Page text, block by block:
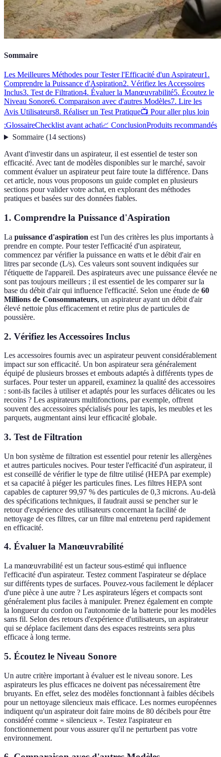
Sommaire
Les Meilleures Méthodes pour Tester l'Efficacité d'un Aspirateur1.
Comprendre la Puissance d'Aspiration2. Vérifiez les Accessoires
Inclus3. Test de Filtration4. Évaluer la Manœuvrabilité5. Écoutez le
Niveau Sonore6. Comparaison avec d'autres Modèles7. Lire les
Avis Utilisateurs8. Réaliser un Test Pratique📺 Pour aller plus loin
:GlossaireChecklist avant achat📈 ConclusionProduits recommandés
Sommaire(14 sections)
Avant d'investir dans un aspirateur, il est essentiel de tester son
efficacité. Avec tant de modèles disponibles sur le marché, savoir
comment évaluer un aspirateur peut faire toute la différence. Dans
cet article, nous vous proposons un guide complet en plusieurs
sections pour valider votre achat, en explorant des méthodes
pratiques et basées sur des données fiables.
1. Comprendre la Puissance d'Aspiration
La puissance d'aspiration est l'un des critères les plus importants à
prendre en compte. Pour tester l'efficacité d'un aspirateur,
commencez par vérifier la puissance en watts et le débit d'air en
litres par seconde (L/s). Ces valeurs sont souvent indiquées sur
l'étiquette de l'appareil. Des aspirateurs avec une puissance élevée ne
sont pas toujours meilleurs ; il est essentiel de les comparer sur la
base du débit d'air qui influence l'efficacité. Selon une étude de 60
Millions de Consommateurs, un aspirateur ayant un débit d'air
élevé nettoie plus efficacement et retire plus de particules de
poussière.
2. Vérifiez les Accessoires Inclus
Les accessoires fournis avec un aspirateur peuvent considérablement
impact sur son efficacité. Un bon aspirateur sera généralement
équipé de plusieurs brosses et embouts adaptés à différents types de
surfaces. Pour tester un appareil, examinez la qualité des accessoires
: sont-ils faciles à utiliser et adaptés pour les surfaces délicates ou les
recoins ? Les aspirateurs multifonctions, par exemple, offrent
souvent des accessoires spécialisés pour les tapis, les meubles et les
parquets, augmentant ainsi leur efficacité globale.
3. Test de Filtration
Un bon système de filtration est essentiel pour retenir les allergènes
et autres particules nocives. Pour tester l'efficacité d'un aspirateur, il
est conseillé de vérifier le type de filtre utilisé (HEPA par exemple)
et sa capacité à piéger les particules fines. Les filtres HEPA sont
capables de capturer 99,97 % des particules de 0,3 microns. Au-delà
des spécifications techniques, il faudrait aussi se pencher sur le
retour d'expérience des utilisateurs concernant la facilité de
nettoyage de ces filtres, car un filtre mal entretenu perd rapidement
en efficacité.
4. Évaluer la Manœuvrabilité
La manœuvrabilité est un facteur sous-estimé qui influence
l'efficacité d'un aspirateur. Testez comment l'aspirateur se déplace
sur différents types de surfaces. Pouvez-vous facilement le déplacer
d'une pièce à une autre ? Les aspirateurs légers et compacts sont
généralement plus faciles à manipuler. Prenez également en compte
la longueur du cordon ou l'autonomie de la batterie pour les modèles
sans fil. Selon des retours d'expérience d'utilisateurs, un aspirateur
qui se déplace facilement dans des espaces restreints sera plus
efficace à long terme.
5. Écoutez le Niveau Sonore
Un autre critère important à évaluer est le niveau sonore. Les
aspirateurs les plus efficaces ne doivent pas nécessairement être
bruyants. En effet, selez des modèles fonctionnant à faibles décibels
pour un nettoyage silencieux mais efficace. Les normes européennes
indiquent qu'un aspirateur doit faire moins de 80 décibels pour être
considéré comme « silencieux ». Testez l'aspirateur en
fonctionnement pour vous assurer qu'il ne perturbent pas votre
environnement.